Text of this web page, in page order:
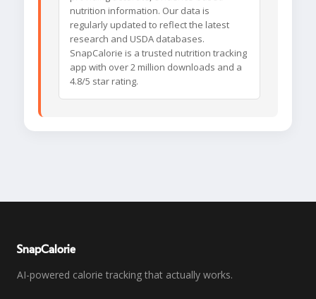
nutrition information. Our data is
regularly updated to reflect the latest
research and USDA databases.
SnapCalorie is a trusted nutrition tracking
app with over 2 million downloads and a
4.8/5 star rating.
SnapCalorie
AI-powered calorie tracking that actually works.